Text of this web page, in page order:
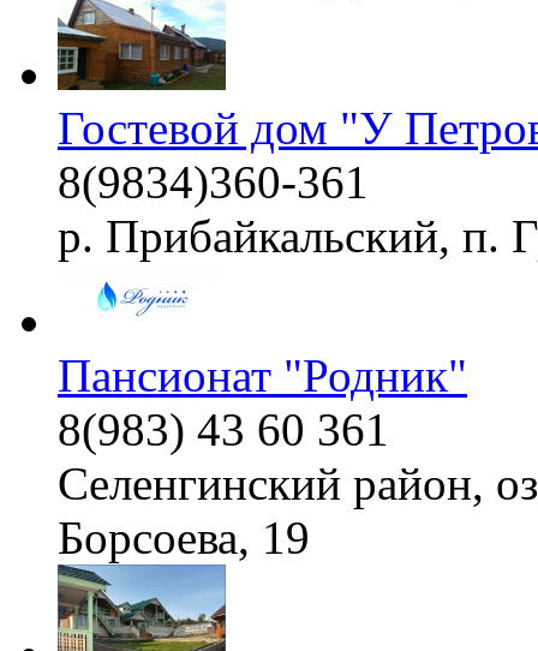
Гостевой дом "У
8(9834)360-361
р. Прибайкальский, п.
Пансионат "Родник"
8(983) 43 60 361
Селенгинский район,
Борсоева, 19